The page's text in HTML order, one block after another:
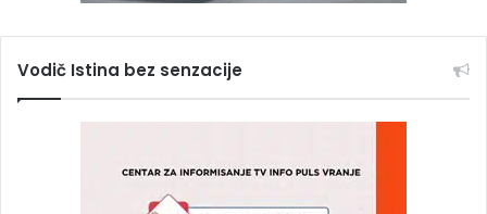
Vodič Istina bez senzacije